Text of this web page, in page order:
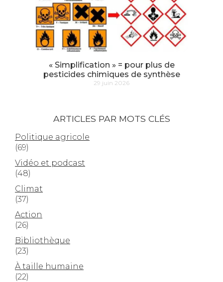
« Simplification » = pour plus de
pesticides chimiques de synthèse
29 juin 2026
ARTICLES PAR MOTS CLÉS
Politique agricole
(69)
Vidéo et podcast
(48)
Climat
(37)
Action
(26)
Bibliothèque
(23)
À taille humaine
(22)